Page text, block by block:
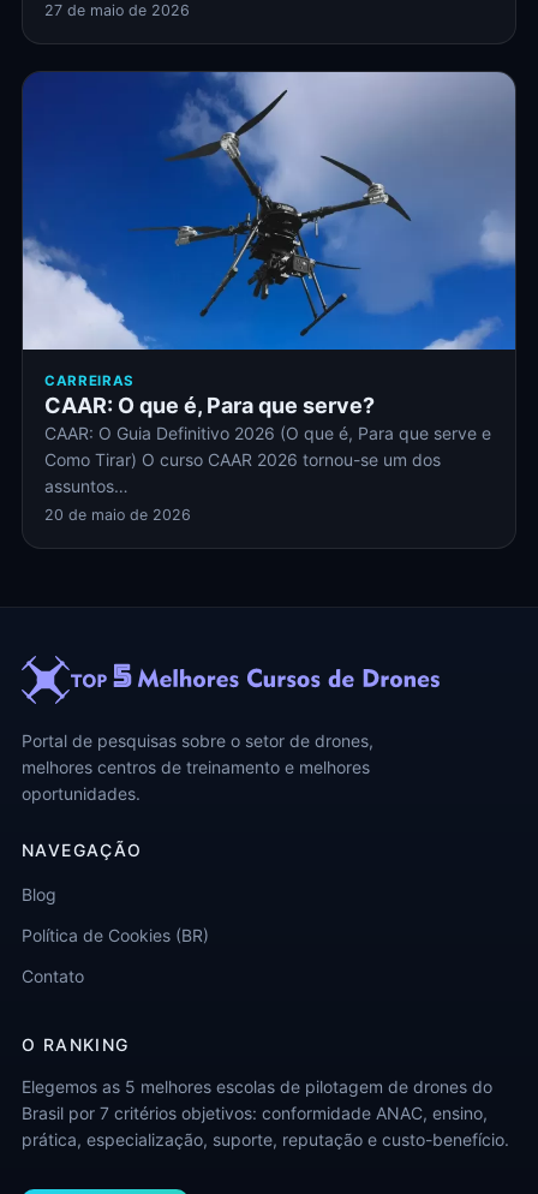
27 de maio de 2026
CARREIRAS
CAAR: O que é, Para que serve?
CAAR: O Guia Definitivo 2026 (O que é, Para que serve e
Como Tirar) O curso CAAR 2026 tornou-se um dos
assuntos…
20 de maio de 2026
Portal de pesquisas sobre o setor de drones,
melhores centros de treinamento e melhores
oportunidades.
NAVEGAÇÃO
Blog
Política de Cookies (BR)
Contato
O RANKING
Elegemos as 5 melhores escolas de pilotagem de drones do
Brasil por 7 critérios objetivos: conformidade ANAC, ensino,
prática, especialização, suporte, reputação e custo-benefício.